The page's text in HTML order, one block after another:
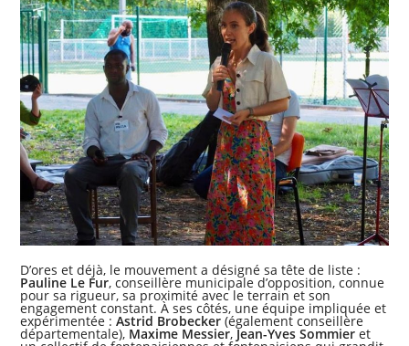
D’ores et déjà, le mouvement a désigné sa tête de liste :
Pauline Le Fur, conseillère municipale d’opposition, connue
pour sa rigueur, sa proximité avec le terrain et son
engagement constant. À ses côtés, une équipe impliquée et
expérimentée :Astrid Brobecker (également conseillère
départementale), Maxime Messier,Jean-Yves Sommier et